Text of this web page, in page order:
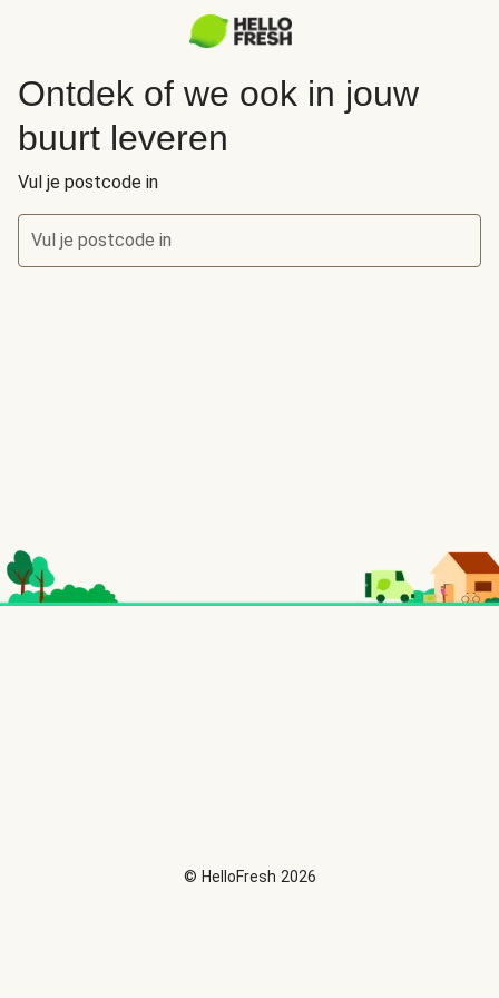
Ontdek of we ook in jouw
buurt leveren
Vul je postcode in
Vul je postcode in
© HelloFresh 2026